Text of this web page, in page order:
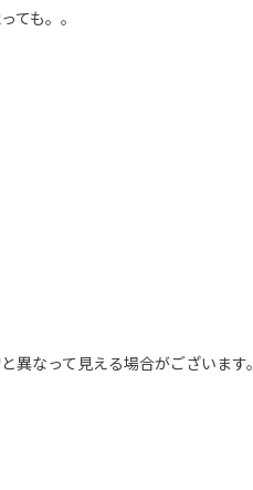
ても。。
なって見える場合がございます。